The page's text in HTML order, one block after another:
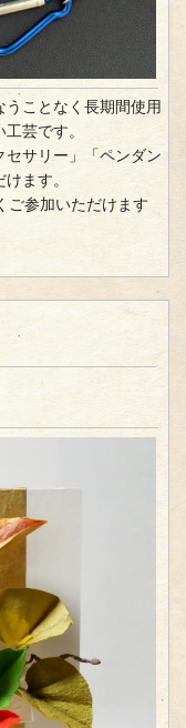
うことなく長期間使用
芸です。
サリー」「ペンダン
ます。
ご参加いただけます